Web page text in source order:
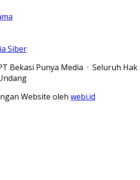
Siber
Bekasi Punya Media · Seluruh Hak
Website oleh webi.id